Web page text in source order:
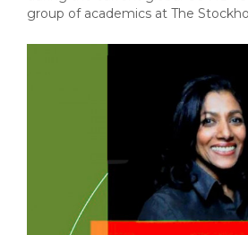
group of academics at The Stockho